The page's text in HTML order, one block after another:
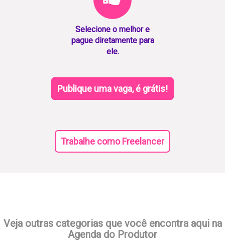
Selecione o melhor e
pague diretamente para
ele.
Publique uma vaga, é grátis!
Trabalhe como Freelancer
Veja outras categorias que você encontra aqui na
Agenda do Produtor